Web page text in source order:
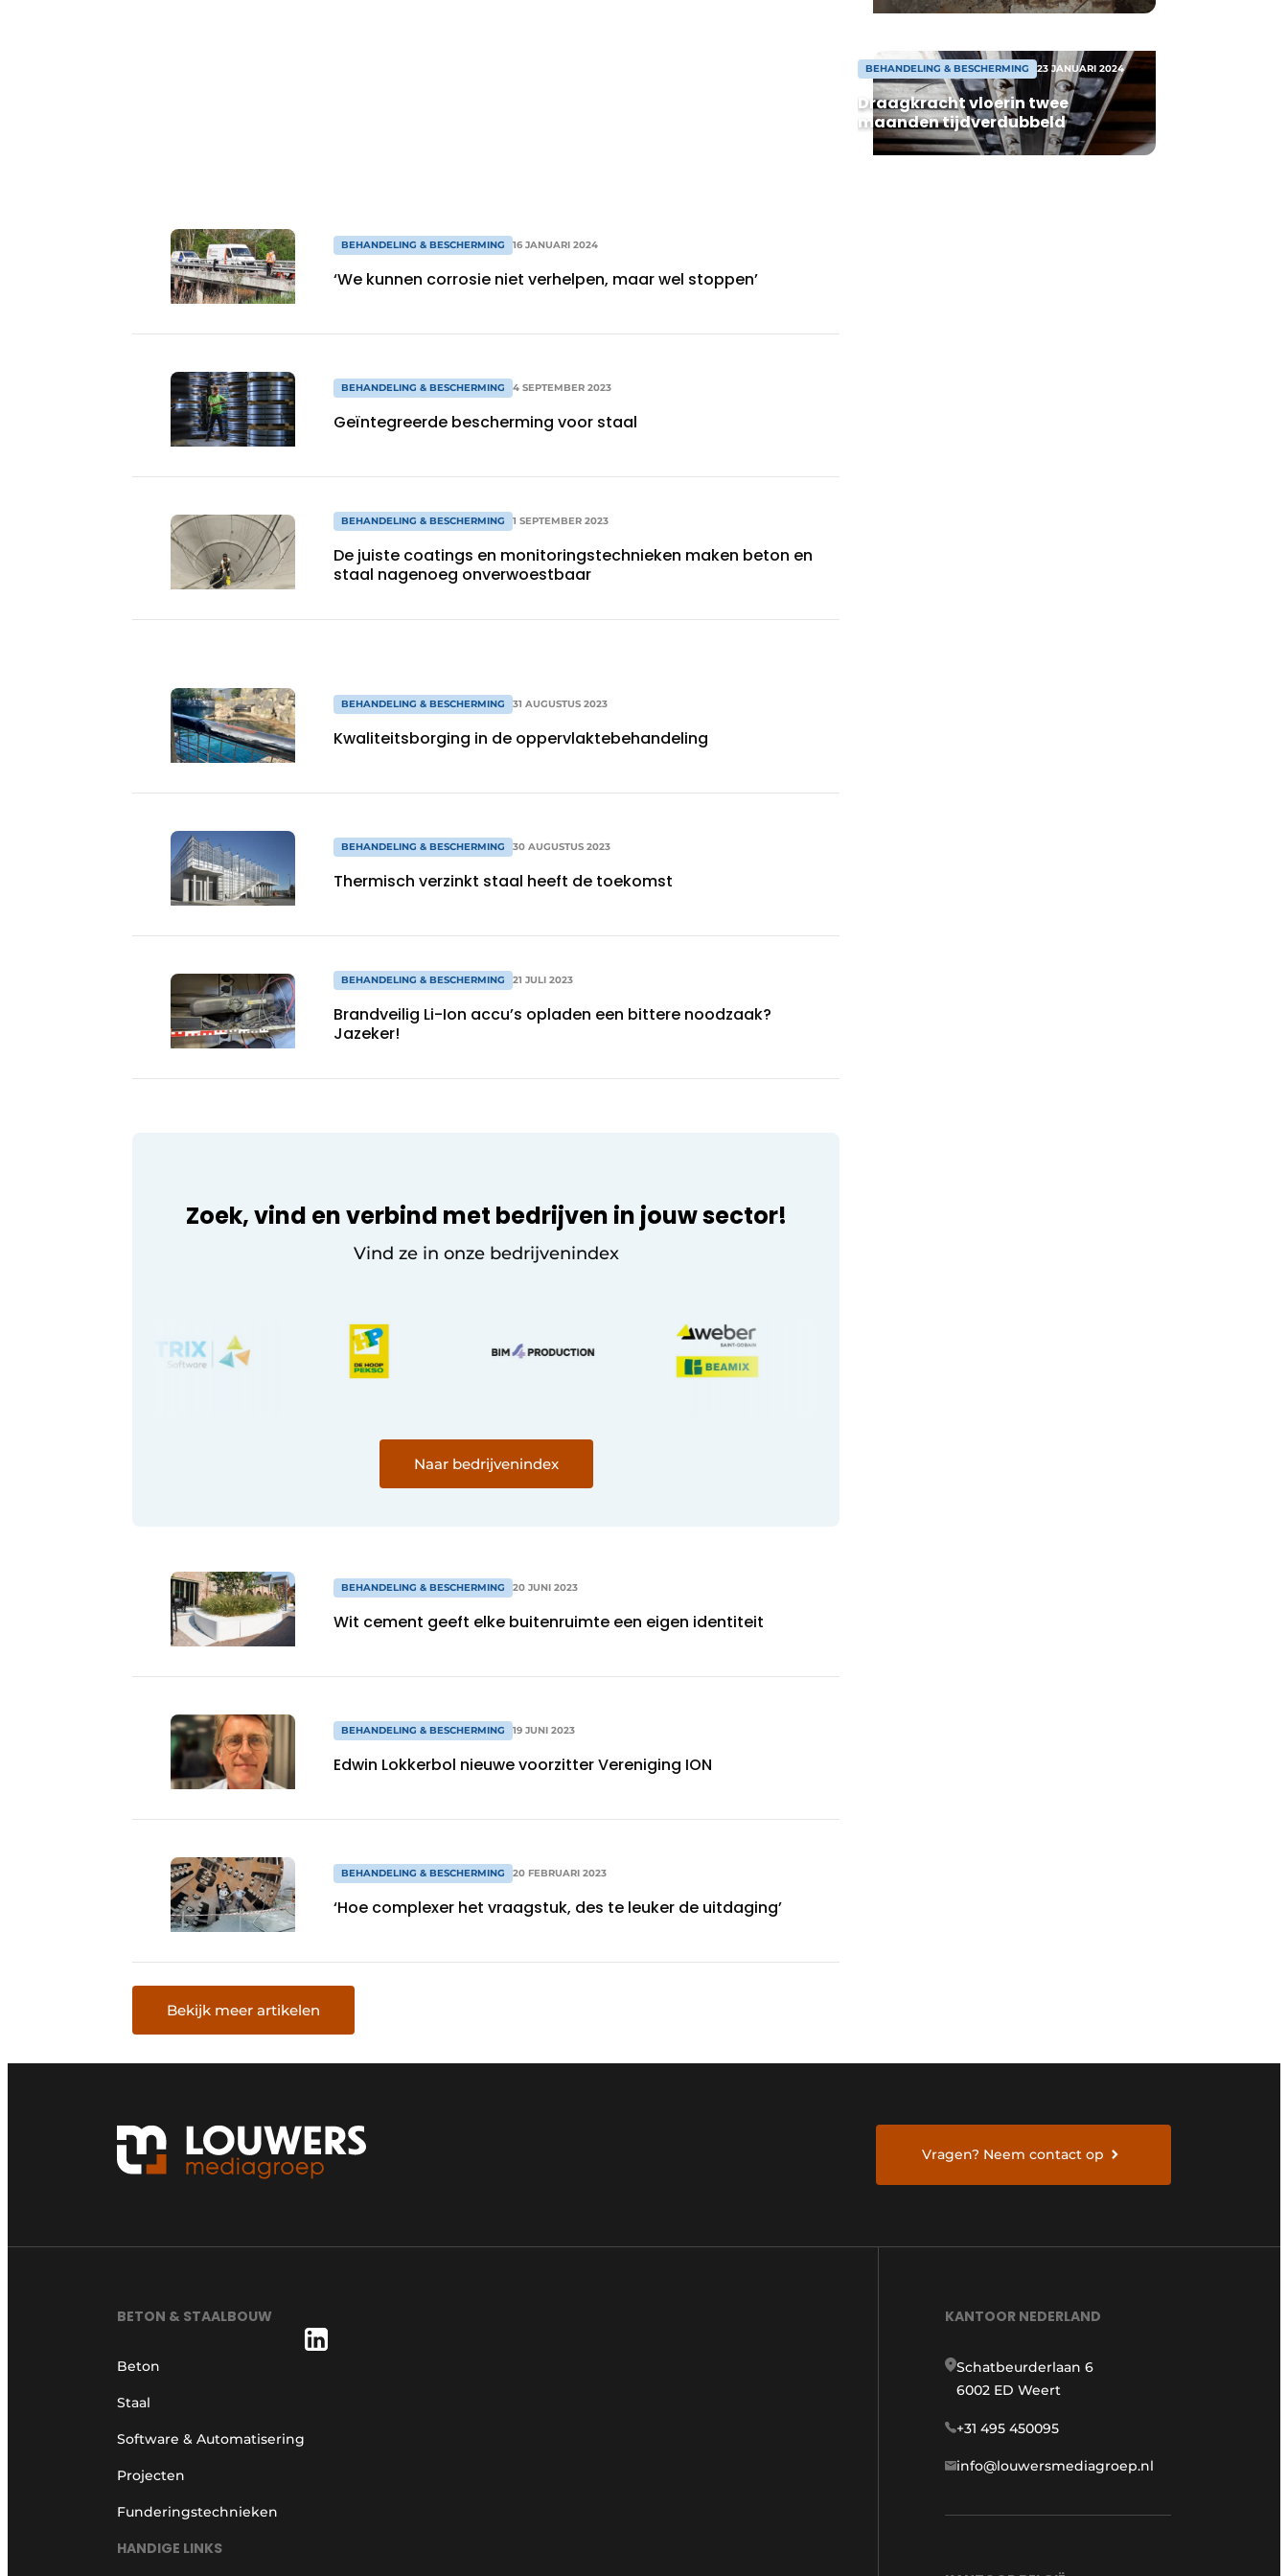
BEHANDELING & BESCHERMING 23 JANUARI 2024
Draagkracht vloerin twee
maanden tijdverdubbeld
BEHANDELING & BESCHERMING 16 JANUARI 2024
‘We kunnen corrosie niet verhelpen, maar wel stoppen’
BEHANDELING & BESCHERMING 4 SEPTEMBER 2023
Geïntegreerde bescherming voor staal
BEHANDELING & BESCHERMING 1 SEPTEMBER 2023
De juiste coatings en monitoringstechnieken maken beton en
staal nagenoeg onverwoestbaar
BEHANDELING & BESCHERMING 31 AUGUSTUS 2023
Kwaliteitsborging in de oppervlaktebehandeling
BEHANDELING & BESCHERMING 30 AUGUSTUS 2023
Thermisch verzinkt staal heeft de toekomst
BEHANDELING & BESCHERMING 21 JULI 2023
Brandveilig Li-Ion accu’s opladen een bittere noodzaak?
Jazeker!
Zoek, vind en verbind met bedrijven in jouw sector!
Vind ze in onze bedrijvenindex
Naar bedrijvenindex
BEHANDELING & BESCHERMING 20 JUNI 2023
Wit cement geeft elke buitenruimte een eigen identiteit
BEHANDELING & BESCHERMING 19 JUNI 2023
Edwin Lokkerbol nieuwe voorzitter Vereniging ION
BEHANDELING & BESCHERMING 20 FEBRUARI 2023
‘Hoe complexer het vraagstuk, des te leuker de uitdaging’
Bekijk meer artikelen
Vragen? Neem contact op
BETON & STAALBOUW
Beton
Staal
Software & Automatisering
Projecten
Funderingstechnieken
HANDIGE LINKS
KANTOOR NEDERLAND
Schatbeurderlaan 6
6002 ED Weert
+31 495 450095
info@louwersmediagroep.nl